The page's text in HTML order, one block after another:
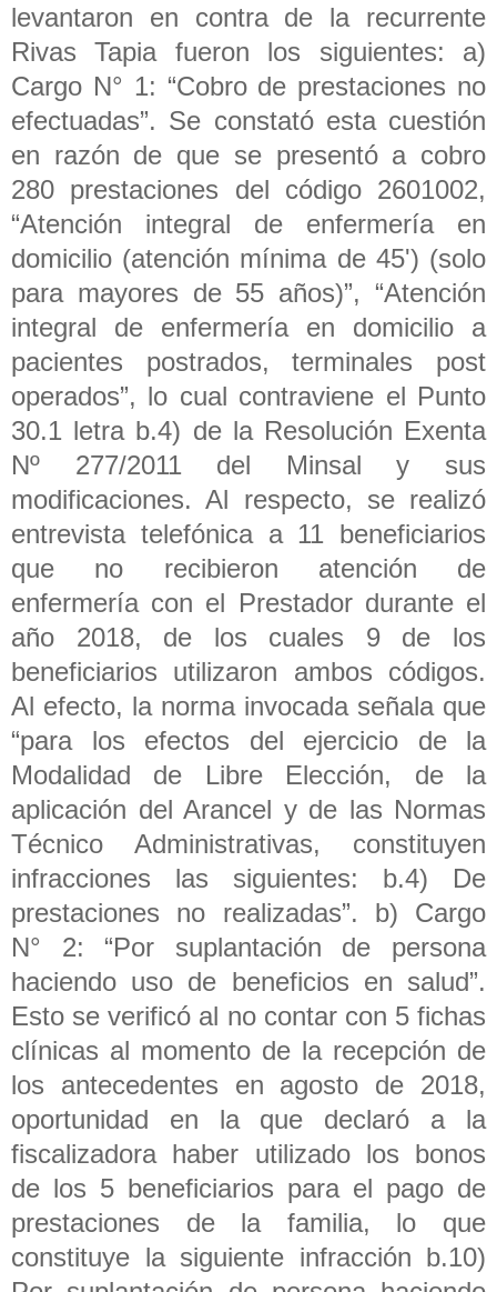
levantaron en contra de la recurrente
Rivas Tapia fueron los siguientes: a)
Cargo N° 1: “Cobro de prestaciones no
efectuadas”. Se constató esta cuestión
en razón de que se presentó a cobro
280 prestaciones del código 2601002,
“Atención integral de enfermería en
domicilio (atención mínima de 45') (solo
para mayores de 55 años)”, “Atención
integral de enfermería en domicilio a
pacientes postrados, terminales post
operados”, lo cual contraviene el Punto
30.1 letra b.4) de la Resolución Exenta
Nº 277/2011 del Minsal y sus
modificaciones. Al respecto, se realizó
entrevista telefónica a 11 beneficiarios
que no recibieron atención de
enfermería con el Prestador durante el
año 2018, de los cuales 9 de los
beneficiarios utilizaron ambos códigos.
Al efecto, la norma invocada señala que
“para los efectos del ejercicio de la
Modalidad de Libre Elección, de la
aplicación del Arancel y de las Normas
Técnico Administrativas, constituyen
infracciones las siguientes: b.4) De
prestaciones no realizadas”. b) Cargo
N° 2: “Por suplantación de persona
haciendo uso de beneficios en salud”.
Esto se verificó al no contar con 5 fichas
clínicas al momento de la recepción de
los antecedentes en agosto de 2018,
oportunidad en la que declaró a la
fiscalizadora haber utilizado los bonos
de los 5 beneficiarios para el pago de
prestaciones de la familia, lo que
constituye la siguiente infracción b.10)